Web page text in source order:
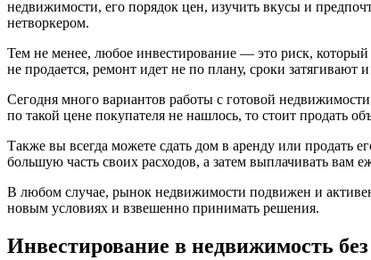
недвижимости, его порядок цен, изучить вкусы и
нетворкером.
Тем не менее, любое инвестирование — это риск, который
не продается, ремонт идет не по плану, сроки затягивают и
Сегодня много вариантов работы с готовой
по такой цене покупателя не нашлось, то стоит продать
Также вы всегда можете сдать дом в аренду или продать
большую часть своих расходов, а затем выплачивать вам
В любом случае, рынок недвижимости подвижен и
новым условиях и взвешенно принимать решения.
Инвестирование в недвижимость без